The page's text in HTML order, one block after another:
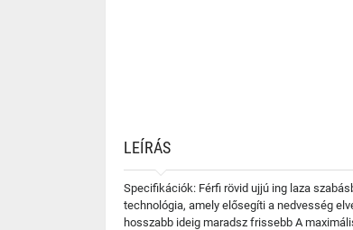
LEÍRÁS
Specifikációk: Férfi rövid ujjú ing laza
technológia, amely elősegíti a nedvesség
hosszabb ideig maradsz frissebb A